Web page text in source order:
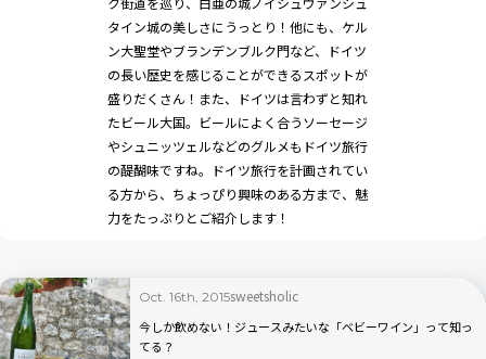
タイン城の美しさにうっとり！他にも、ケル
ン大聖堂やブランデンブルク門など、ドイツ
の長い歴史を感じることができるスポットが
盛りだくさん！また、ドイツは言わずと知れ
たビール大国。ビールによく合うソーセージ
やシュニッツェルなどのグルメもドイツ旅行
の醍醐味ですね。ドイツ旅行を計画されてい
る方から、ちょっぴり興味のある方まで、魅
力をたっぷりとご紹介します！
Oct. 16th, 2015sweetsholic
今しか飲めない！ジュースみたいな「ベビーワイン」って知っ
てる？